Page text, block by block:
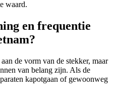
waard.
en frequentie
de vorm van de stekker, maar
van belang zijn. Als de
kapotgaan of gewoonweg